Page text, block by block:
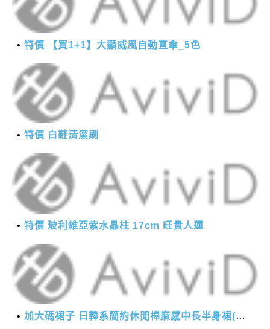
特價 【買1+1】大顯威風自動直傘_5色
特價 白鞋清潔刷
特價 玻利維亞紫水晶柱 17cm 旺貴人運
加大碼裙子 日韓系簡約休閒棉麻感中長半身裙(M-2XL)【XMS54038】＊艾美時尚(現+預)